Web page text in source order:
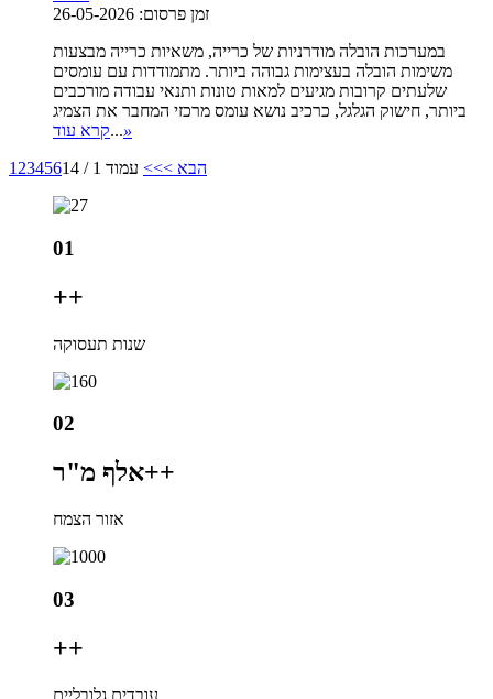
זמן פרסום: 26-05-2026
במערכות הובלה מודרניות של כרייה, משאיות כרייה מבצעות
משימות הובלה בעצימות גבוהה ביותר. מתמודדות עם עומסים
שלעתים קרובות מגיעים למאות טונות ותנאי עבודה מורכבים
ביותר, חישוק הגלגל, כרכיב נושא עומס מרכזי המחבר את הצמיג
...קרא עוד
»
1 23456 הבא >>> עמוד 1 / 14
01
++
שנות תעסוקה
02
אלף מ"ר++
אזור הצמח
03
++
עובדים גלובליים